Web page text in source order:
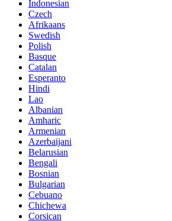
Indonesian
Czech
Afrikaans
Swedish
Polish
Basque
Catalan
Esperanto
Hindi
Lao
Albanian
Amharic
Armenian
Azerbaijani
Belarusian
Bengali
Bosnian
Bulgarian
Cebuano
Chichewa
Corsican